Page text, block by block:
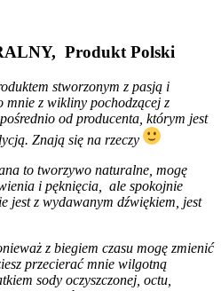
Produkt Polski
stworzonym z pasją i
mnie z wikliny pochodzącej z
od producenta, którym jest
Znają się na rzeczy
to tworzywo naturalne, mogę
i pęknięcia, ale spokojnie
jest z wydawanym dźwiękiem, jest
z biegiem czasu mogę zmienić
przecierać mnie wilgotną
sody oczyszczonej, octu,